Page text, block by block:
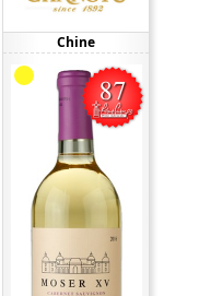
Chine